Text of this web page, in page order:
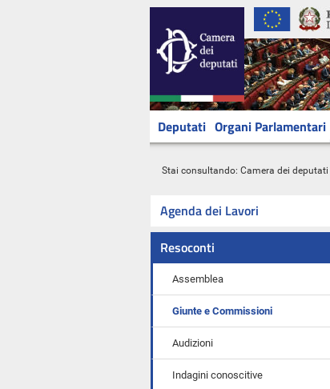
Deputati Organi Parlamentari
Stai consultando: Camera dei deputati
Agenda dei Lavori
Resoconti
Assemblea
Giunte e Commissioni
Audizioni
Indagini conoscitive